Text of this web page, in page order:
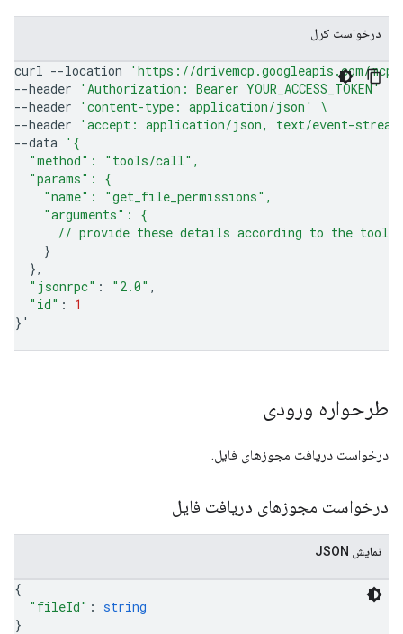
درخواست کرل
curl --location
'https://drivemcp.googleapis.com/
--header
'Authorization: Bearer YOUR_ACCESS_TOKEN'
--header
'content-type: application/json'
\
--header
'accept: application/json, text/event-
--data '{
  "method": "tools/call",
  "params": {
    "name": "get_file_permissions",
    "arguments": {
      // provide these details according to the tool'
}
}
"jsonrpc" : "2.0"
"id" :
1
} '
طرحواره ورودی
درخواست دریافت مجوزهای فایل.
درخواست مجوزهای دریافت فایل
نمایش JSON
{
"fileId" : string
}